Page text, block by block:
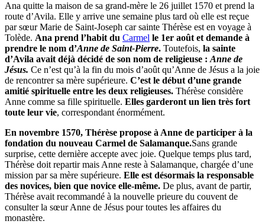
Ana quitte la maison de sa grand-mère le 26 juillet 1570 et prend la
route d’Avila. Elle y arrive une semaine plus tard où elle est reçue
par sœur Marie de Saint-Joseph car sainte Thérèse est en voyage à
Tolède. Ana prend l’habit du Carmel le 1er août et demande à
prendre le nom d’Anne de Saint-Pierre. Toutefois, la sainte
d’Avila avait déjà décidé de son nom de religieuse : Anne de
Jésus. Ce n’est qu’à la fin du mois d’août qu’Anne de Jésus a la joie
de rencontrer sa mère supérieure. C’est le début d’une grande
amitié spirituelle entre les deux religieuses. Thérèse considère
Anne comme sa fille spirituelle. Elles garderont un lien très fort
toute leur vie, correspondant énormément.
En novembre 1570, Thérèse propose à Anne de participer à la
fondation du nouveau Carmel de Salamanque.Sans grande
surprise, cette dernière accepte avec joie. Quelque temps plus tard,
Thérèse doit repartir mais Anne reste à Salamanque, chargée d’une
mission par sa mère supérieure. Elle est désormais la responsable
des novices, bien que novice elle-même. De plus, avant de partir,
Thérèse avait recommandé à la nouvelle prieure du couvent de
consulter la sœur Anne de Jésus pour toutes les affaires du
monastère.